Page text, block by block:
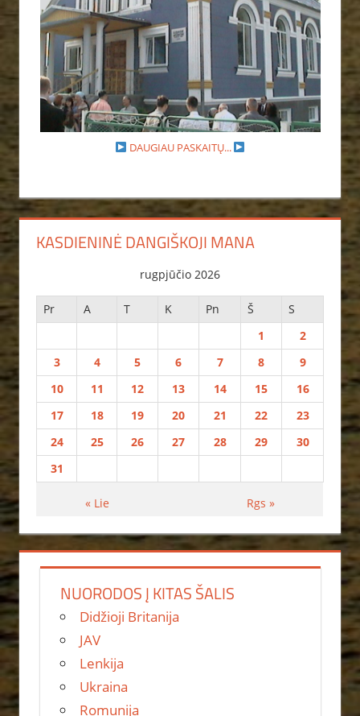
DAUGIAU PASKAITŲ...
KASDIENINĖ DANGIŠKOJI MANA
rugpjūčio 2026
Pr A T K Pn Š
S
1
2
3
4 5 6 7 8
9
10
11 12 13 14 15
16
17
18 19 20 21 22
23
24
25 26 27 28 29
30
31
« Lie Rgs »
NUORODOS Į KITAS ŠALIS
Didžioji Britanija
JAV
Lenkija
Ukraina
Romunija